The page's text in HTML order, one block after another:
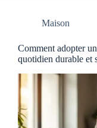
Maison
Comment adopter
quotidien durable et